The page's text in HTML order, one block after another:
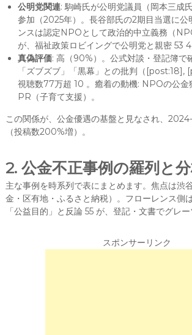
公明党関連: 駒崎氏が公明党議員（岡本三成
参加（2025年）。長谷部氏の2期目当選に公
ンスは認定NPOとして政治的中立義務（
が、福祉政策ロビイングで公明党と親密 53 4
真偽評価: 高（90%）。公式対談・登記簿で
「ズブズブ」「黒幕」との批判（[post:18],
視聴数77万超 10 。癒着の動機: NPOの公金
PR（子育て支援）。
この関係が、公金優遇の基盤と見なされ、
（投稿数200%増）。
2. 公金不正事例の羅列と
主な事例を時系列で表にまとめます。焦点は渋
金・区有地・ふるさと納税）。フローレンス側
「公益目的」と反論 55 が、登記・文書でグレー
スポンサーリンク